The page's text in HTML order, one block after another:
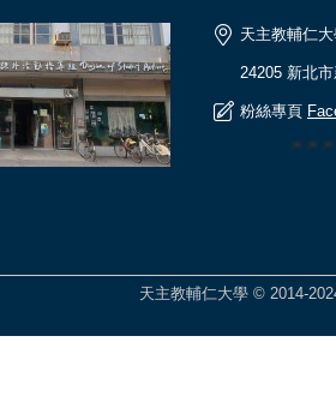
天主教輔仁
24205 新北
粉絲專頁
天主教輔仁大學 © 2014-